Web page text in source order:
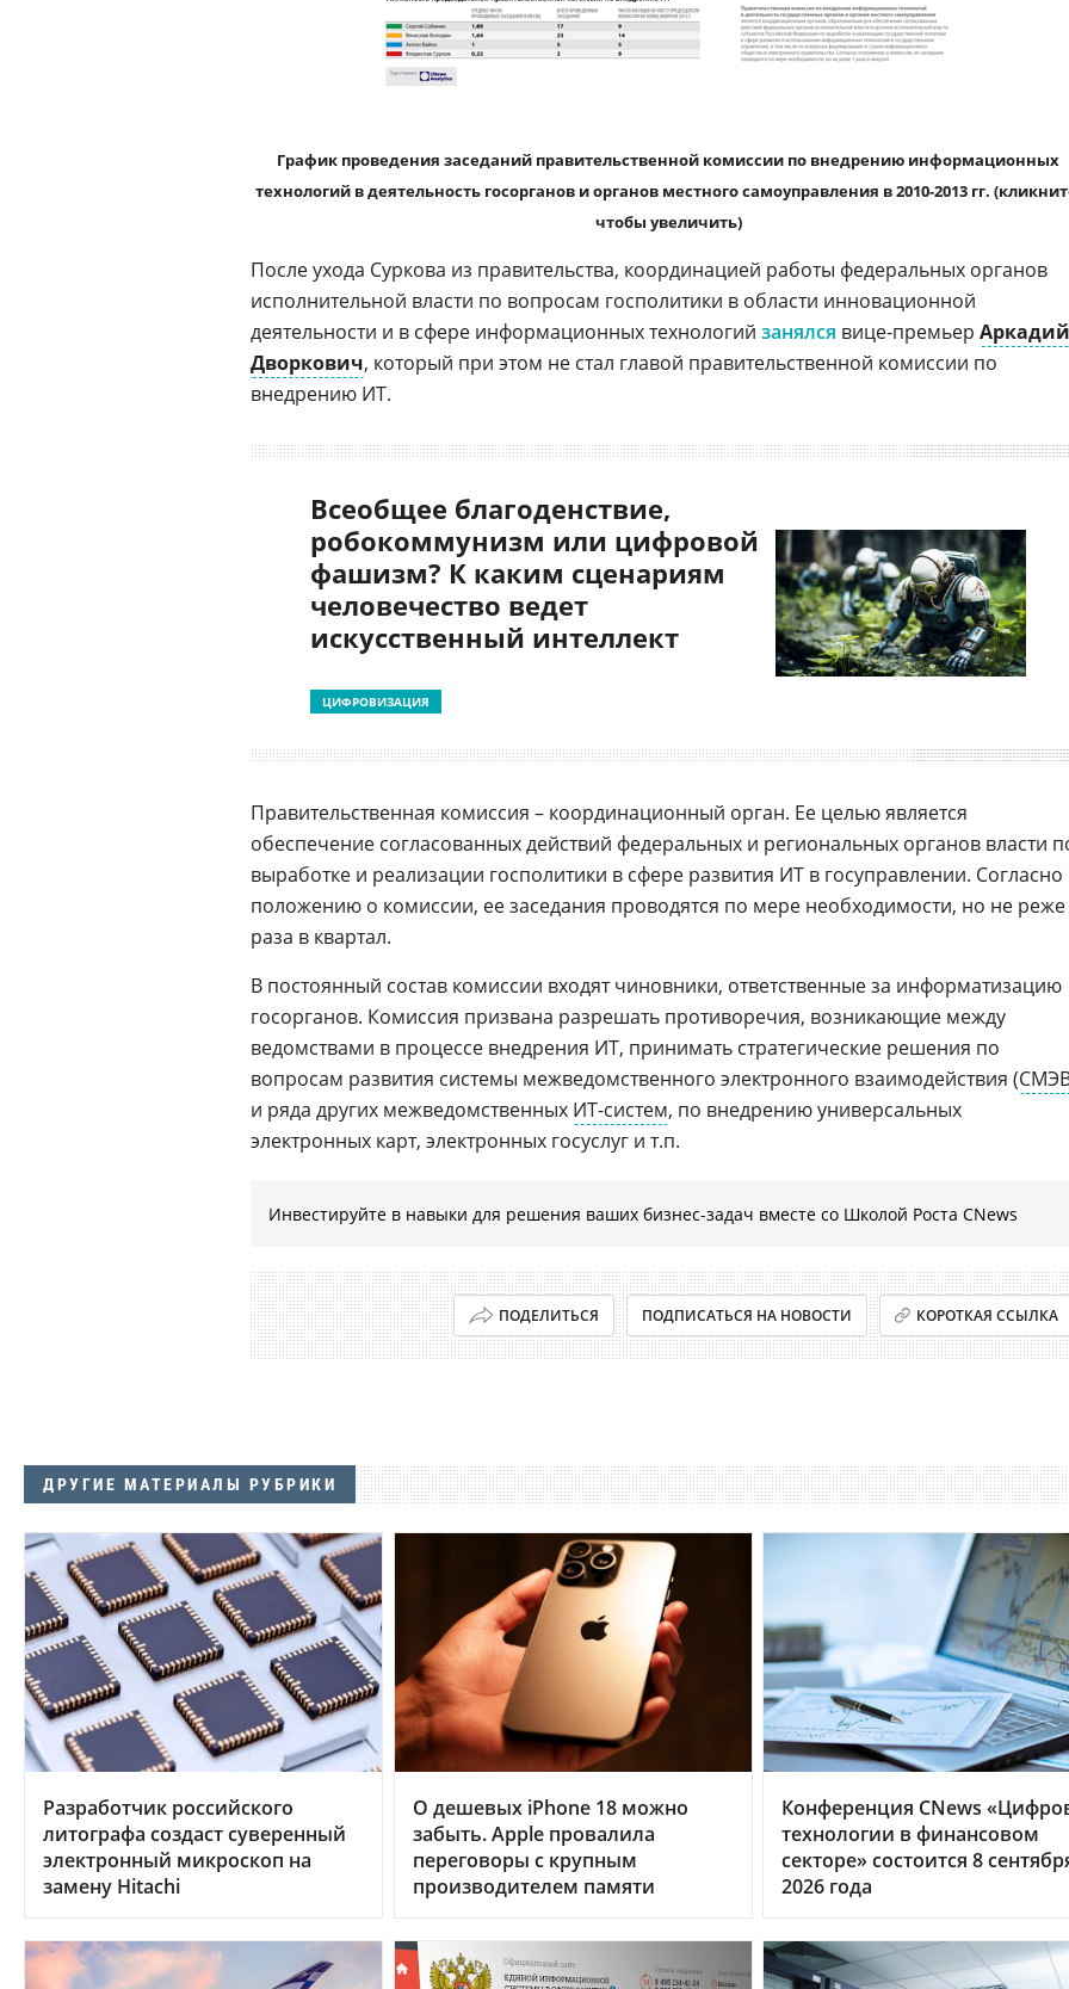
График проведения заседаний правительственной комиссии по внедрению информационных
технологий в деятельность госорганов и органов местного самоуправления в 2010-2013 гг.
чтобы увеличить)
После ухода Суркова из правительства, координацией работы федеральных органов
исполнительной власти по вопросам госполитики в области инновационной
деятельности и в сфере информационных технологий занялся вице-премьер Аркадий
Дворкович, который при этом не стал главой правительственной комиссии по
внедрению ИТ.
Всеобщее благоденствие,
робокоммунизм или цифровой
фашизм? К каким сценариям
человечество ведет
искусственный интеллект
ЦИФРОВИЗАЦИЯ
Правительственная комиссия – координационный орган. Ее целью является
обеспечение согласованных действий федеральных и региональных органов власти
выработке и реализации госполитики в сфере развития ИТ в госуправлении. Согласно
положению о комиссии, ее заседания проводятся по мере необходимости, но не реже
раза в квартал.
В постоянный состав комиссии входят чиновники, ответственные за информатизацию
госорганов. Комиссия призвана разрешать противоречия, возникающие между
ведомствами в процессе внедрения ИТ, принимать стратегические решения по
вопросам развития системы межведомственного электронного взаимодействия (
и ряда других межведомственных ИТ-систем, по внедрению универсальных
электронных карт, электронных госуслуг и т.п.
Инвестируйте в навыки для решения ваших бизнес-задач вместе со Школой Роста CNews
ПОДЕЛИТЬСЯ ПОДПИСАТЬСЯ НА НОВОСТИ КОРОТКАЯ ССЫЛКА
ДРУГИЕ МАТЕРИАЛЫ РУБРИКИ
Разработчик российского
литографа создаст суверенный
электронный микроскоп на
замену Hitachi
О дешевых iPhone 18 можно
забыть. Apple провалила
переговоры с крупным
производителем памяти
Конференция CNews
технологии в финансовом
секторе» состоится 8
2026 года